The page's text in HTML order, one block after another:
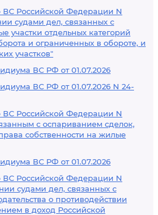
ВС Российской Федерации N
судами дел, связанных с
участки отдельных категорий
и ограниченных в обороте, и
участков"
ВС РФ от 01.07.2026
ВС РФ от 01.07.2026 N 24-
ВС Российской Федерации N
с оспариванием сделок,
собственности на жилые
ВС РФ от 01.07.2026
ВС Российской Федерации N
судами дел, связанных с
о противодействии
в доход Российской